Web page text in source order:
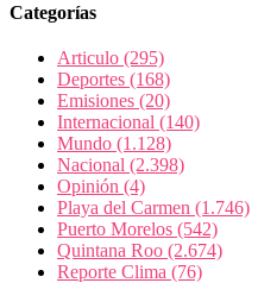
Categorías
Articulo (295)
Deportes (168)
Emisiones (20)
Internacional (140)
Mundo (1.128)
Nacional (2.398)
Opinión (4)
Playa del Carmen (1.746)
Puerto Morelos (542)
Quintana Roo (2.674)
Reporte Clima (76)